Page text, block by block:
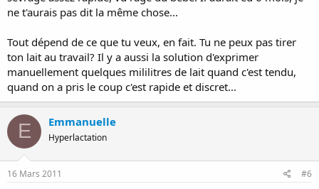
ne t'aurais pas dit la même chose...
Tout dépend de ce que tu veux, en fait. Tu ne peux pas tirer
ton lait au travail? Il y a aussi la solution d'exprimer
manuellement quelques mililitres de lait quand c'est tendu,
quand on a pris le coup c'est rapide et discret...
E Emmanuelle
Hyperlactation
16 Mars 2011 #6